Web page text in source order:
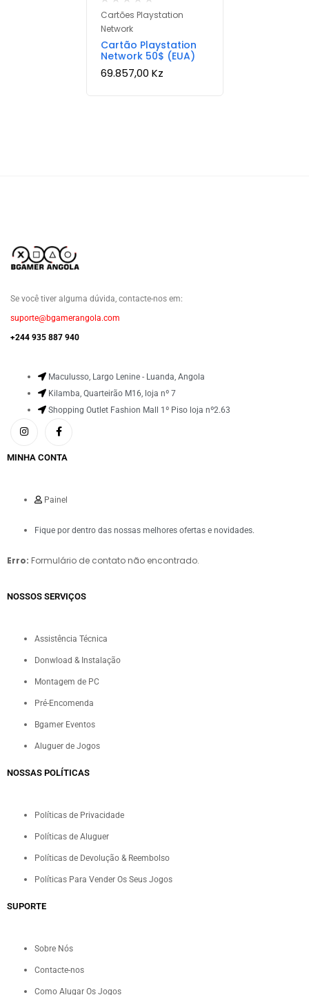
Cartões Playstation
Network
Cartão Playstation
Network 50$ (EUA)
69.857,00 Kz
Se você tiver alguma dúvida, contacte-nos em:
suporte@bgamerangola.com
+244 935 887 940
Maculusso, Largo Lenine - Luanda, Angola
Kilamba, Quarteirão M16, loja nº 7
Shopping Outlet Fashion Mall 1º Piso loja nº2.63
MINHA CONTA
Painel
Fique por dentro das nossas melhores ofertas e novidades.
Erro: Formulário de contato não encontrado.
NOSSOS SERVIÇOS​
Assistência Técnica
Donwload & Instalação
Montagem de PC
Pré-Encomenda
Bgamer Eventos
Aluguer de Jogos
NOSSAS POLÍTICAS
Políticas de Privacidade
Políticas de Aluguer
Políticas de Devolução & Reembolso
Políticas Para Vender Os Seus Jogos
SUPORTE
Sobre Nós
Contacte-nos
Como Alugar Os Jogos